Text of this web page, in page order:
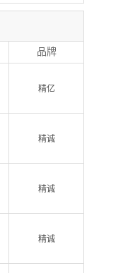
品牌
精亿
精诚
精诚
精诚